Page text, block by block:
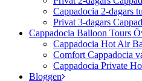
Cappadocia 2-dagars
Privat 3-dagars
Cappadocia Balloon Tours
Cappadocia Hot Air
Comfort Cappadocia
Cappadocia Private
Bloggen